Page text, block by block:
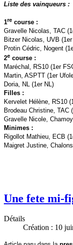
Liste des vainqueurs :
1re course :
Gravelle Nicolas, TAC
Bitzer Nicolas, UVB
Protin Cédric, Nogent
2e course :
Maréchal, RS10 (1er
Martin, ASPTT (1er
Doria, NL (1er NL)
Filles :
Kervelet Hélène, RS10
Brodeau Christine, TAC
Gravelle Nicole,
Minimes :
Rigollot Mathieu, ECB
Maigret Justine,
Une fete mi-
Détails
Création : 10